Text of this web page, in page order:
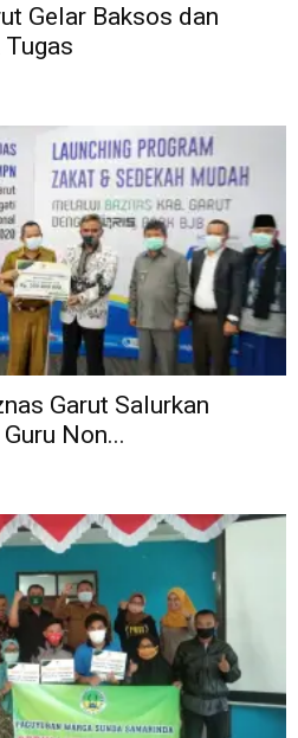
Gelar Baksos dan
Tugas
Garut Salurkan
Non...